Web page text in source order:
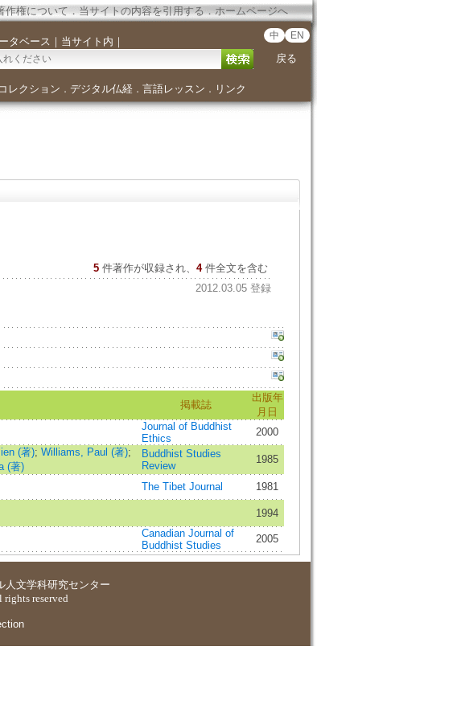
作権について．当サイトの内容を引用する．ホームページへ
タベース ｜ 当サイト内 ｜ 中 EN
戻る
レクション ． デジタル仏経． 言語レッスン ． リンク
5 件著作が収録され、 4件全文を含む
2012.03.05 登録
掲載誌
出版年
月日
Journal of Buddhist
Ethics
2000
(著); Williams, Paul (著);
(著)
Buddhist Studies
Review
1985
The Tibet Journal
1981
1994
Canadian Journal of
Buddhist Studies
2005
人文学科研究センター
reserved